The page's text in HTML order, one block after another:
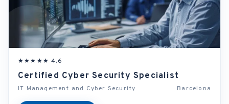
★★★★★ 4.6
Certified Cyber Security Specialist
IT Management and Cyber Security Barcelona